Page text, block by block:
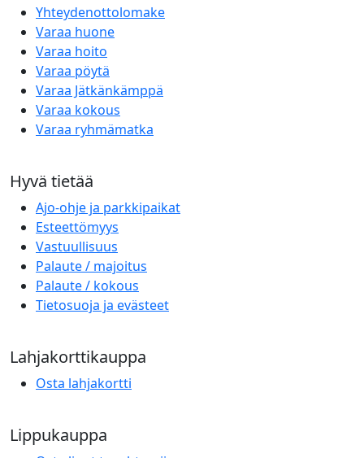
Yhteydenottolomake
Varaa huone
Varaa hoito
Varaa pöytä
Varaa Jätkänkämppä
Varaa kokous
Varaa ryhmämatka
Hyvä tietää
Ajo-ohje ja parkkipaikat
Esteettömyys
Vastuullisuus
Palaute / majoitus
Palaute / kokous
Tietosuoja ja evästeet
Lahjakorttikauppa
Osta lahjakortti
Lippukauppa